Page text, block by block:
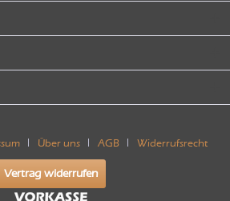
Über uns AGB Widerrufsrecht
Vertrag widerrufen